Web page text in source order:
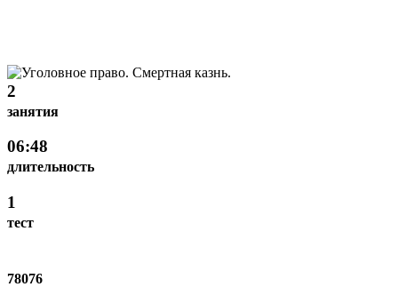
2
занятия
06:48
длительность
1
тест
78076